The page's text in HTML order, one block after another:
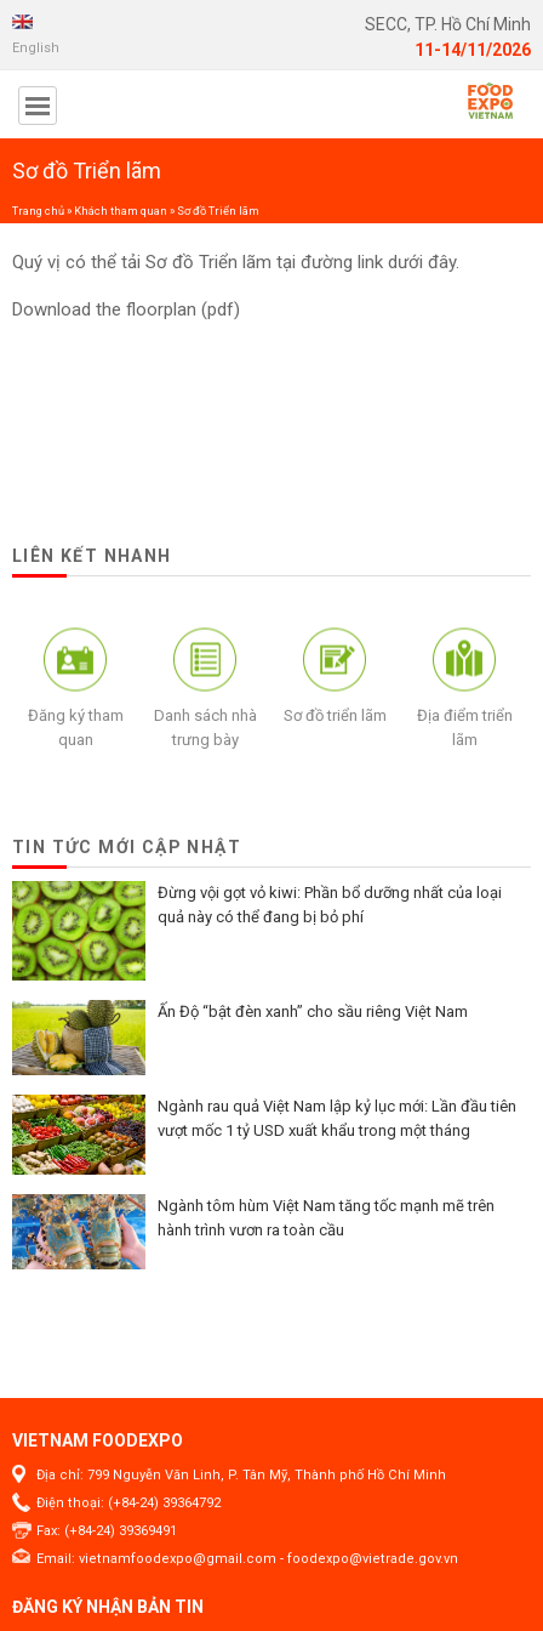
English
SECC, TP. Hồ Chí Minh
11-14/11/2026
Sơ đồ Triển lãm
Trang chủ» Khách tham quan » Sơ đồ Triển lãm
Quý vị có thể tải Sơ đồ Triển lãm tại đường link dưới đây.
Download the floorplan (pdf)
LIÊN KẾT NHANH
Đăng ký tham
quan
Danh sách nhà
trưng bày
Sơ đồ triển lãm
Địa điểm triển
lãm
TIN TỨC MỚI CẬP NHẬT
Đừng vội gọt vỏ kiwi: Phần bổ dưỡng nhất của loại
quả này có thể đang bị bỏ phí
Ấn Độ “bật đèn xanh” cho sầu riêng Việt Nam
Ngành rau quả Việt Nam lập kỷ lục mới: Lần đầu tiên
vượt mốc 1 tỷ USD xuất khẩu trong một tháng
Ngành tôm hùm Việt Nam tăng tốc mạnh mẽ trên
hành trình vươn ra toàn cầu
VIETNAM FOODEXPO
Địa chỉ: 799 Nguyễn Văn Linh, P. Tân Mỹ, Thành phố Hồ Chí Minh
Điện thoại: (+84-24) 39364792
Fax: (+84-24) 39369491
Email: vietnamfoodexpo@gmail.com - foodexpo@vietrade.gov.vn
ĐĂNG KÝ NHẬN BẢN TIN